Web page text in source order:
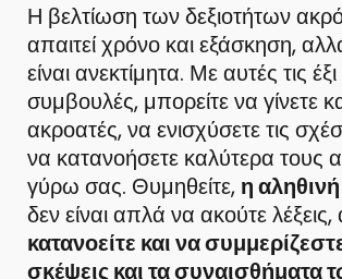
Η βελτίωση των δεξιοτήτων
απαιτεί χρόνο και εξάσκηση,
είναι ανεκτίμητα. Με αυτές τις
συμβουλές, μπορείτε να γίνετε
ακροατές, να ενισχύσετε τις
να κατανοήσετε καλύτερα τους
γύρω σας. Θυμηθείτε, η
δεν είναι απλά να ακούτε
κατανοείτε και να
σκέψεις και τα συναισθήματα